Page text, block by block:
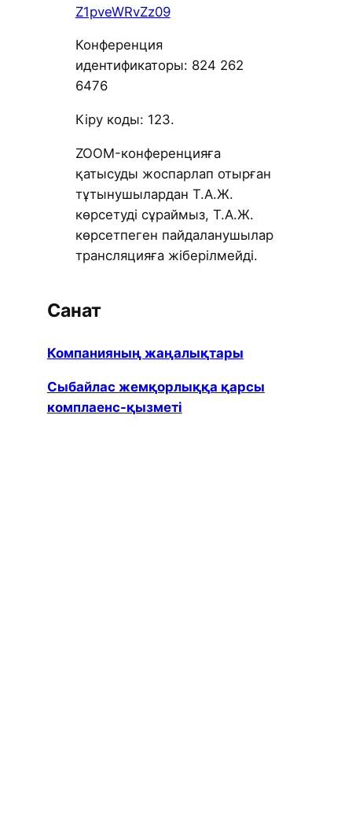
Z1pveWRvZz09
Конференция
идентификаторы: 824 262
6476
Кіру коды: 123.
ZOOM-конференцияға
қатысуды жоспарлап отырған
тұтынушылардан Т.А.Ж.
көрсетуді сұраймыз, Т.А.Ж.
көрсетпеген пайдаланушылар
трансляцияға жіберілмейді.
Санат
Компанияның жаңалықтары
Сыбайлас жемқорлыққа қарсы
комплаенс-қызметі